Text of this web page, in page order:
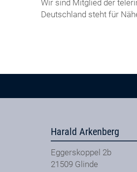
Wir sind Mitglied der
Deutschland steht für
Harald Arkenberg
Eggerskoppel 2b
21509 Glinde